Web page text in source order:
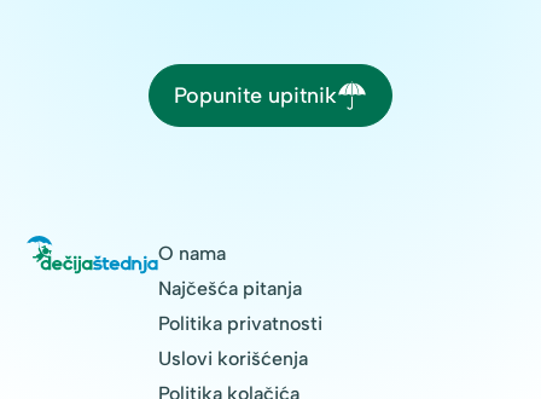
Popunite upitnik
O nama
Najčešća pitanja
Politika privatnosti
Uslovi korišćenja
Politika kolačića